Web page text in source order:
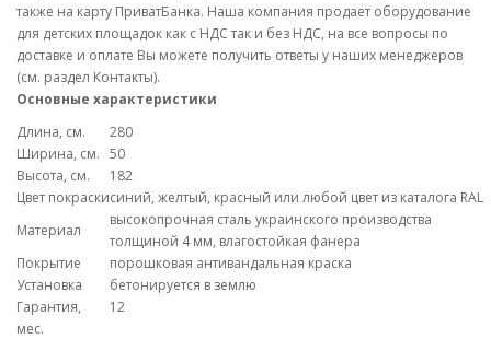
также на карту ПриватБанка. Наша компания продает оборудование
для детских площадок как с НДС так и без НДС, на все вопросы по
доставке и оплате Вы можете получить ответы у наших менеджеров
(см. раздел Контакты).
Основные характеристики
Длина, см.
280
Ширина, см. 50
Высота, см.
182
Цвет покраскисиний, желтый, красный или любой цвет из каталога RAL
Материал
высокопрочная сталь украинского производства
толщиной 4 мм, влагостойкая фанера
Покрытие
порошковая антивандальная краска
Установка
бетонируется в землю
Гарантия,
мес.
12